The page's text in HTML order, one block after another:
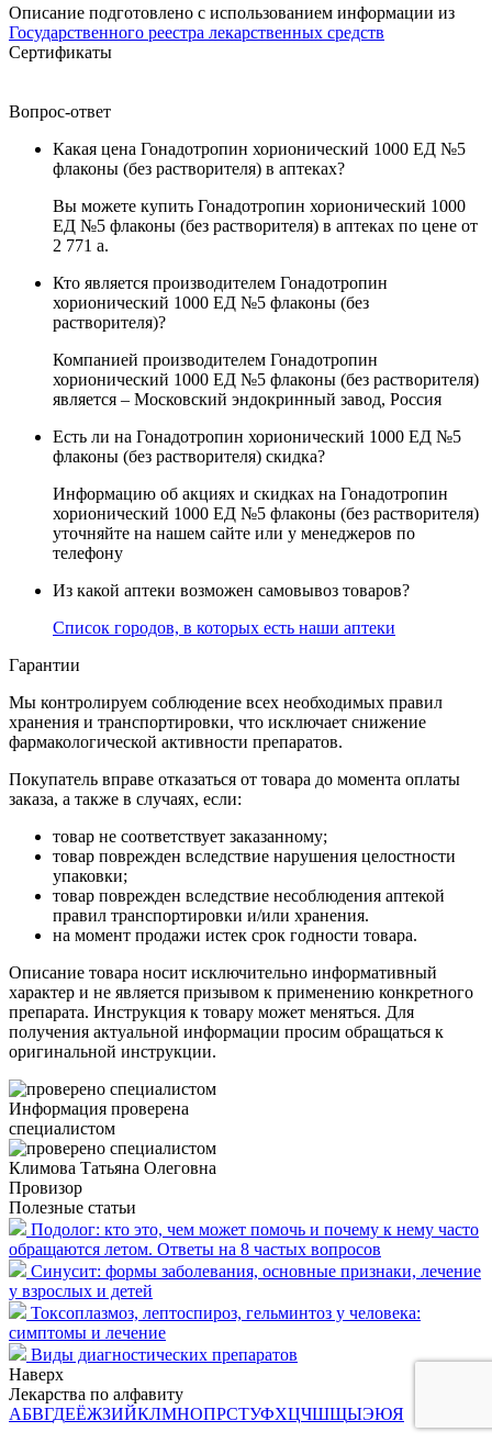
Описание подготовлено с использованием информации из
Государственного реестра лекарственных средств
Сертификаты
Вопрос-ответ
Какая цена Гонадотропин хорионический 1000 ЕД №5
флаконы (без растворителя) в аптеках?
Вы можете купить Гонадотропин хорионический 1000
ЕД №5 флаконы (без растворителя) в аптеках по цене от
2 771 a.
Кто является производителем Гонадотропин
хорионический 1000 ЕД №5 флаконы (без
растворителя)?
Компанией производителем Гонадотропин
хорионический 1000 ЕД №5 флаконы (без растворителя)
является – Московский эндокринный завод, Россия
Есть ли на Гонадотропин хорионический 1000 ЕД №5
флаконы (без растворителя) скидка?
Информацию об акциях и скидках на Гонадотропин
хорионический 1000 ЕД №5 флаконы (без растворителя)
уточняйте на нашем сайте или у менеджеров по
телефону
Из какой аптеки возможен самовывоз товаров?
Список городов, в которых есть наши аптеки
Гарантии
Мы контролируем соблюдение всех необходимых правил
хранения и транспортировки, что исключает снижение
фармакологической активности препаратов.
Покупатель вправе отказаться от товара до момента оплаты
заказа, а также в случаях, если:
товар не соответствует заказанному;
товар поврежден вследствие нарушения целостности
упаковки;
товар поврежден вследствие несоблюдения аптекой
правил транспортировки и/или хранения.
на момент продажи истек срок годности товара.
Описание товара носит исключительно информативный
характер и не является призывом к применению конкретного
препарата. Инструкция к товару может меняться. Для
получения актуальной информации просим обращаться к
оригинальной инструкции.
Информация проверена
специалистом
Климова Татьяна Олеговна
Провизор
Полезные статьи
Подолог: кто это, чем может помочь и почему к нему часто
обращаются летом. Ответы на 8 частых вопросов
Синусит: формы заболевания, основные признаки, лечение
у взрослых и детей
Токсоплазмоз, лептоспироз, гельминтоз у человека:
симптомы и лечение
Виды диагностических препаратов
Наверх
Лекарства по алфавиту
АБВГДЕЁЖЗИЙКЛМНОПРСТУФХЦЧШЩЫЭЮЯ